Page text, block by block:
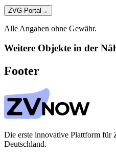
ZVG-Portal →
Alle Angaben ohne Gewähr.
Weitere Objekte in der
Footer
Die erste innovative Plattform für
Deutschland.